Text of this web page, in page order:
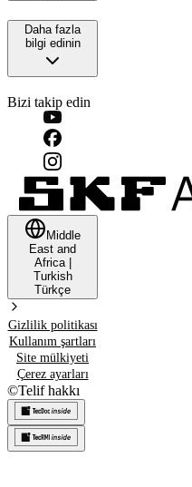
Daha fazla
bilgi edinin
Bizi takip edin
Middle
East and
Africa|
Turkish
Türkçe
Gizlilik politikası
Kullanım şartları
Site mülkiyeti
Çerez ayarları
©Telif hakkı